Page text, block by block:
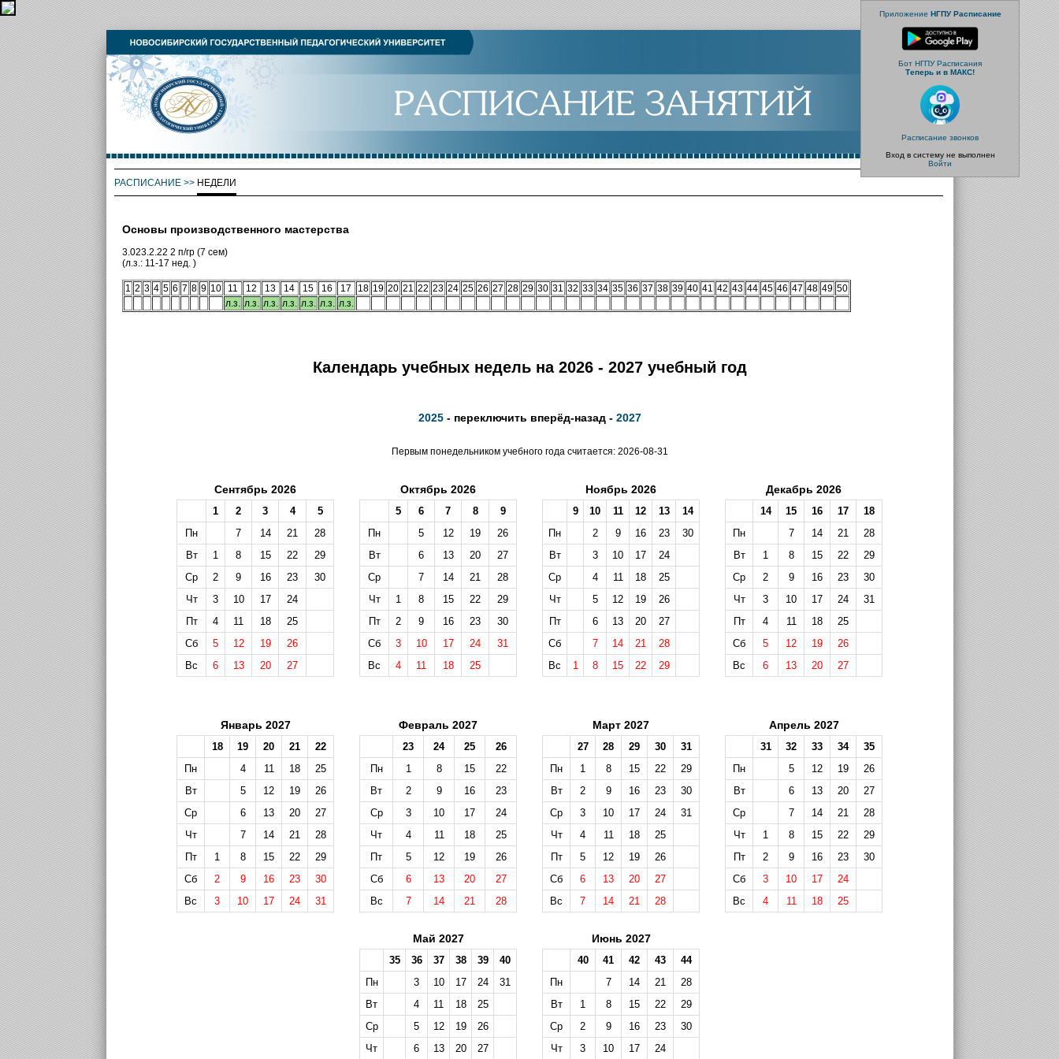
Приложение НГПУ Расписание
Бот НГПУ Расписания
Теперь и в МАКС!
Расписание звонков
Вход в систему не выполнен
Войти
РАСПИСАНИЕ>> НЕДЕЛИ
Основы производственного мастерства
3.023.2.22 2 п/гр (7 сем)
(л.з.: 11-17 нед. )
1 2 3 4 5 6 7 8 9 10 11 12 13 14 15 16 17 18 19 20 21 22 23 24 25 26 27 28 29 30 31 32 33 34 35 36 37 38 39 40 41 42 43 44 45 46 47 48 49 50
л.з. л.з. л.з. л.з. л.з. л.з. л.з.
Календарь учебных недель на 2026 - 2027 учебный год
2025- переключить вперёд-назад - 2027
Первым понедельником учебного года считается: 2026-08-31
Сентябрь 2026
1 2 3 4
5
Пн
7 14 21
28
Вт
1 8 15 22
29
Ср
2 9 16 23
30
Чт
3 10 17
24
Пт
4 11 18
25
Сб
5 12 19
26
Вс
6 13 20 27
Октябрь 2026
5 6 7 8
9
Пн
5 12 19
26
Вт
6 13 20
27
Ср
7 14 21
28
Чт
1 8 15 22
29
Пт
2 9 16 23
30
Сб
3 10 17 24
31
Вс
4 11 18 25
Ноябрь 2026
9 10 11 12 13
14
Пн
2 9 16 23
30
Вт
3 10 17
24
Ср
4 11 18
25
Чт
5 12 19
26
Пт
6 13 20
27
Сб
7 14 21
28
Вс
1 8 15 22 29
Декабрь 2026
14 15 16 17
18
Пн
7 14 21
28
Вт
1 8 15 22
29
Ср
2 9 16 23
30
Чт
3 10 17 24
31
Пт
4 11 18
25
Сб
5 12 19
26
Вс
6 13 20 27
Январь 2027
18 19 20 21
22
Пн
4 11 18
25
Вт
5 12 19
26
Ср
6 13 20
27
Чт
7 14 21
28
Пт
1 8 15 22
29
Сб
2 9 16 23
30
Вс
3 10 17 24 31
Февраль 2027
23 24 25
26
Пн
1 8 15
22
Вт
2 9 16
23
Ср
3 10 17
24
Чт
4 11 18
25
Пт
5 12 19
26
Сб
6 13 20
27
Вс
7 14 21 28
Март 2027
27 28 29 30
31
Пн
1 8 15 22
29
Вт
2 9 16 23
30
Ср
3 10 17 24
31
Чт
4 11 18
25
Пт
5 12 19
26
Сб
6 13 20
27
Вс
7 14 21 28
Апрель 2027
31 32 33 34
35
Пн
5 12 19
26
Вт
6 13 20
27
Ср
7 14 21
28
Чт
1 8 15 22
29
Пт
2 9 16 23
30
Сб
3 10 17
24
Вс
4 11 18 25
Май 2027
35 36 37 38 39
40
Пн
3 10 17 24
31
Вт
4 11 18
25
Ср
5 12 19
26
Чт
6 13 20 27
Июнь 2027
40 41 42 43
44
Пн
7 14 21
28
Вт
1 8 15 22
29
Ср
2 9 16 23
30
Чт
3 10 17 24